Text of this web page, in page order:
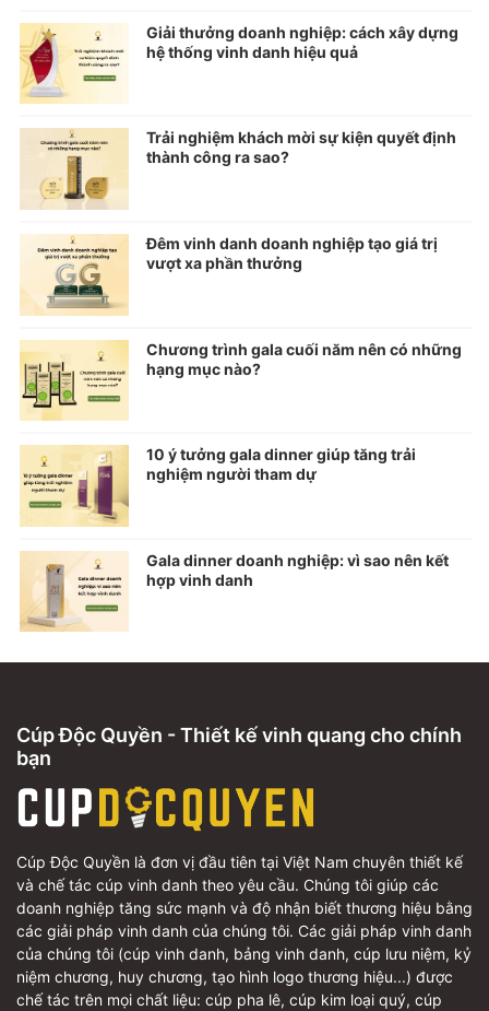
Giải thưởng doanh nghiệp: cách xây dựng
hệ thống vinh danh hiệu quả
Trải nghiệm khách mời sự kiện quyết định
thành công ra sao?
Đêm vinh danh doanh nghiệp tạo giá trị
vượt xa phần thưởng
Chương trình gala cuối năm nên có những
hạng mục nào?
10 ý tưởng gala dinner giúp tăng trải
nghiệm người tham dự
Gala dinner doanh nghiệp: vì sao nên kết
hợp vinh danh
Cúp Độc Quyền - Thiết kế vinh quang cho chính
bạn
Cúp Độc Quyền là đơn vị đầu tiên tại Việt Nam chuyên thiết kế
và chế tác cúp vinh danh theo yêu cầu. Chúng tôi giúp các
doanh nghiệp tăng sức mạnh và độ nhận biết thương hiệu bằng
các giải pháp vinh danh của chúng tôi. Các giải pháp vinh danh
của chúng tôi (cúp vinh danh, bảng vinh danh, cúp lưu niệm, kỷ
niệm chương, huy chương, tạo hình logo thương hiệu...) được
chế tác trên mọi chất liệu: cúp pha lê, cúp kim loại quý, cúp